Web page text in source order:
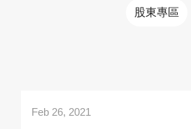
股東專區
Feb 26, 2021